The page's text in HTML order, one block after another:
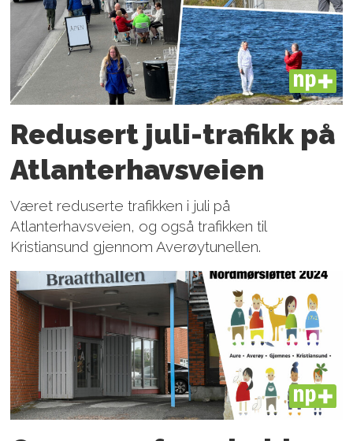
PLUS
Redusert juli-trafikk på
Atlanter­havsveien
Været reduserte trafikken i juli på
Atlanterhavsveien, og også trafikken til
Kristiansund gjennom Averøytunellen.
PLUS